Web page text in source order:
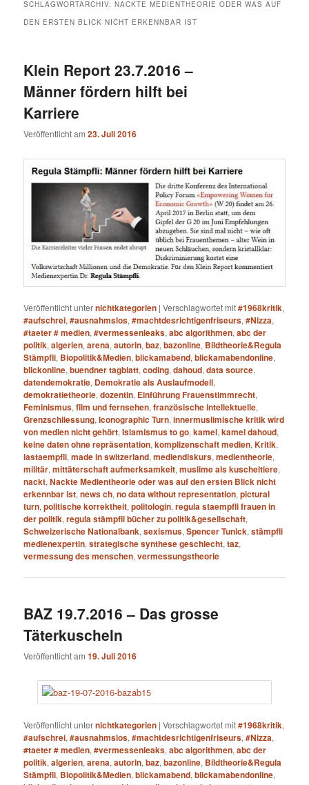
SCHLAGWORTARCHIV:NACKTE MEDIENTHEORIE ODER WAS AUF
DEN ERSTEN BLICK NICHT ERKENNBAR IST
Klein Report 23.7.2016 –
Männer fördern hilft bei
Karriere
Veröffentlicht am23. Juli 2016
Veröffentlicht unternichtkategorien |Verschlagwortet mit#1968kritik,
#aufschrei,#ausnahmslos,#machtdesrichtigenfriseurs,#Nizza,
#taeter # medien,#vermessenleaks,abc algorithmen,abc der
politik,algerien,arena,autorin,baz,bazonline, Bildtheorie&Regula
Stämpfli, Biopolitik&Medien,blickamabend,blickamabendonline,
blickonline,buendner tagblatt,coding,dahoud,data source,
datendemokratie, Demokratie als Auslaufmodell,
demokratietheorie,dozentin, Einführung Frauenstimmrecht,
Feminismus,film und fernsehen,französische intellektuelle,
Grenzschliessung,Iconographic Turn,innermuslimische kritik wird
von medien nicht gehört,Islamismus to go,kamel,kamel dahoud,
keine daten ohne repräsentation,komplizenschaft medien,Kritik,
lastaempfli,made in switzerland,mediendiskurs,medientheorie,
militär,mittäterschaft aufmerksamkeit,muslime als kuscheltiere,
nackt,Nackte Medientheorie oder was auf den ersten Blick nicht
erkennbar ist,news ch,no data without representation,pictural
turn,politische korrektheit,politologin,regula staempfli frauen in
der politik,regula stämpfli bücher zu politik&gesellschaft,
Schweizerische Nationalbank,sexismus,Spencer Tunick,stämpfli
medienexpertin,strategische synthese geschlecht,taz,
vermessung des menschen,vermessungstheorie
BAZ 19.7.2016 – Das grosse
Täterkuscheln
Veröffentlicht am19. Juli 2016
Veröffentlicht unternichtkategorien |Verschlagwortet mit#1968kritik,
#aufschrei,#ausnahmslos,#machtdesrichtigenfriseurs,#Nizza,
#taeter # medien,#vermessenleaks,abc algorithmen,abc der
politik,algerien,arena,autorin,baz,bazonline, Bildtheorie&Regula
Stämpfli, Biopolitik&Medien,blickamabend,blickamabendonline,